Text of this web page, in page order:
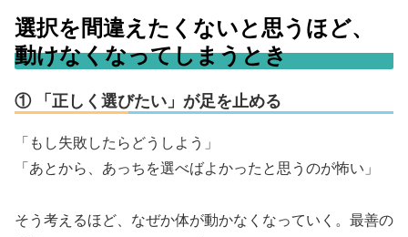
選択を間違えたくないと思うほど、
動けなくなってしまうとき
① 「正しく選びたい」が足を止める
「もし失敗したらどうしよう」
「あとから、あっちを選べばよかったと思うのが怖い」
そう考えるほど、なぜか体が動かなくなっていく。最善の